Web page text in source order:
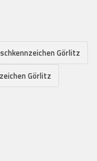
Görlitz
Görlitz